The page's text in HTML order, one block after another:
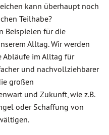
kann überhaupt noch
Teilhabe?
Beispielen für die
Alltag. Wir werden
Abläufe im Alltag für
und nachvollziehbarer
großen
und Zukunft, wie z.B.
oder Schaffung von